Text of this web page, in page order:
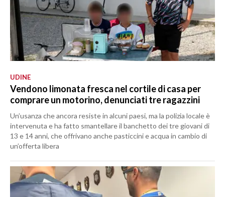
UDINE
Vendono limonata fresca nel cortile di casa per
comprare un motorino, denunciati tre ragazzini
Un’usanza che ancora resiste in alcuni paesi, ma la polizia locale è
intervenuta e ha fatto smantellare il banchetto dei tre giovani di
13 e 14 anni, che offrivano anche pasticcini e acqua in cambio di
un’offerta libera